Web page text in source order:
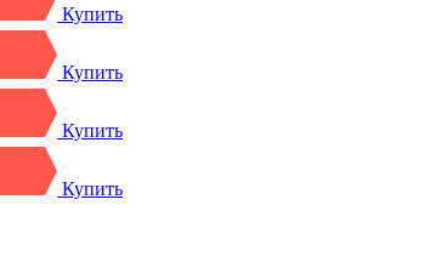
Купить
Купить
Купить
Купить